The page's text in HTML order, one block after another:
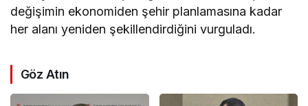
değişimin ekonomiden şehir planlamasına kadar
her alanı yeniden şekillendirdiğini vurguladı.
Göz Atın